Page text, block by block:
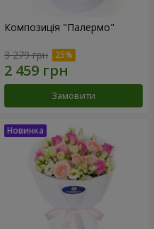
Композиція "Палермо"
3 279 грн
Замовити